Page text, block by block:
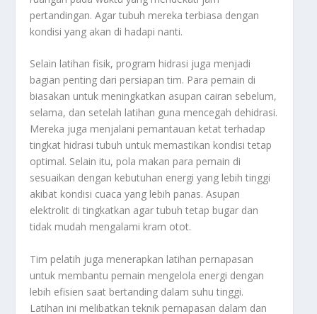
pertandingan. Agar tubuh mereka terbiasa dengan
kondisi yang akan di hadapi nanti.
Selain latihan fisik, program hidrasi juga menjadi
bagian penting dari persiapan tim. Para pemain di
biasakan untuk meningkatkan asupan cairan sebelum,
selama, dan setelah latihan guna mencegah dehidrasi.
Mereka juga menjalani pemantauan ketat terhadap
tingkat hidrasi tubuh untuk memastikan kondisi tetap
optimal. Selain itu, pola makan para pemain di
sesuaikan dengan kebutuhan energi yang lebih tinggi
akibat kondisi cuaca yang lebih panas. Asupan
elektrolit di tingkatkan agar tubuh tetap bugar dan
tidak mudah mengalami kram otot.
Tim pelatih juga menerapkan latihan pernapasan
untuk membantu pemain mengelola energi dengan
lebih efisien saat bertanding dalam suhu tinggi.
Latihan ini melibatkan teknik pernapasan dalam dan